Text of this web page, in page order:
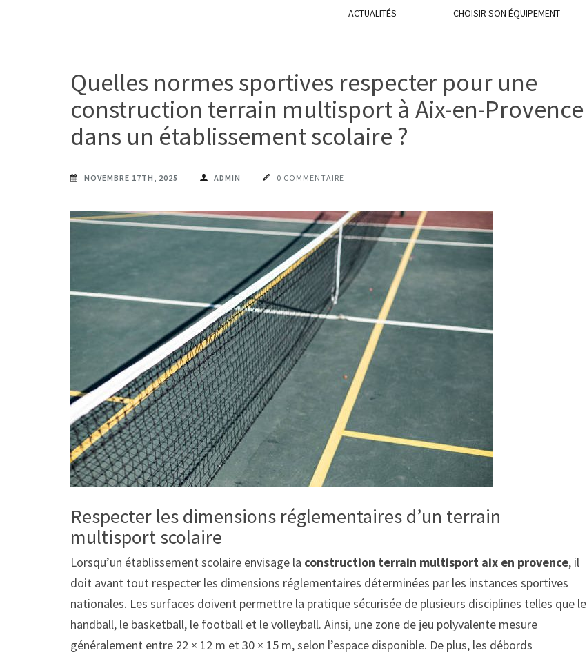
ACTUALITÉS CHOISIR SON ÉQUIPEMENT
Quelles normes sportives respecter pour une
construction terrain multisport à Aix-en-Provence
dans un établissement scolaire ?
NOVEMBRE 17TH, 2025 ADMIN 0 COMMENTAIRE
Respecter les dimensions réglementaires d’un terrain
multisport scolaire
Lorsqu’un établissement scolaire envisage la construction terrain multisport aix en provence, il
doit avant tout respecter les dimensions réglementaires déterminées par les instances sportives
nationales. Les surfaces doivent permettre la pratique sécurisée de plusieurs disciplines telles que le
handball, le basketball, le football et le volleyball. Ainsi, une zone de jeu polyvalente mesure
généralement entre 22 × 12 m et 30 × 15 m, selon l’espace disponible. De plus, les débords